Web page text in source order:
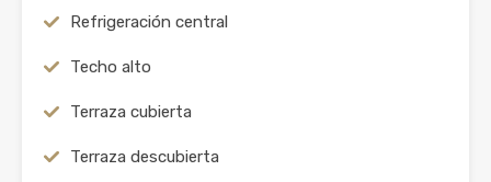
Refrigeración central
Techo alto
Terraza cubierta
Terraza descubierta